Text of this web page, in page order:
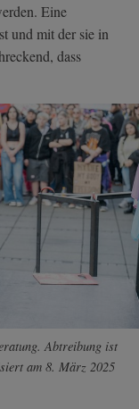
Eine
und mit der sie in
dass
Abtreibung ist
am 8. März 2025